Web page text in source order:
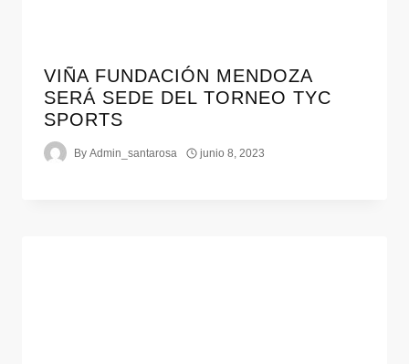
VIÑA FUNDACIÓN MENDOZA
SERÁ SEDE DEL TORNEO TYC
SPORTS
By Admin_santarosa junio 8, 2023